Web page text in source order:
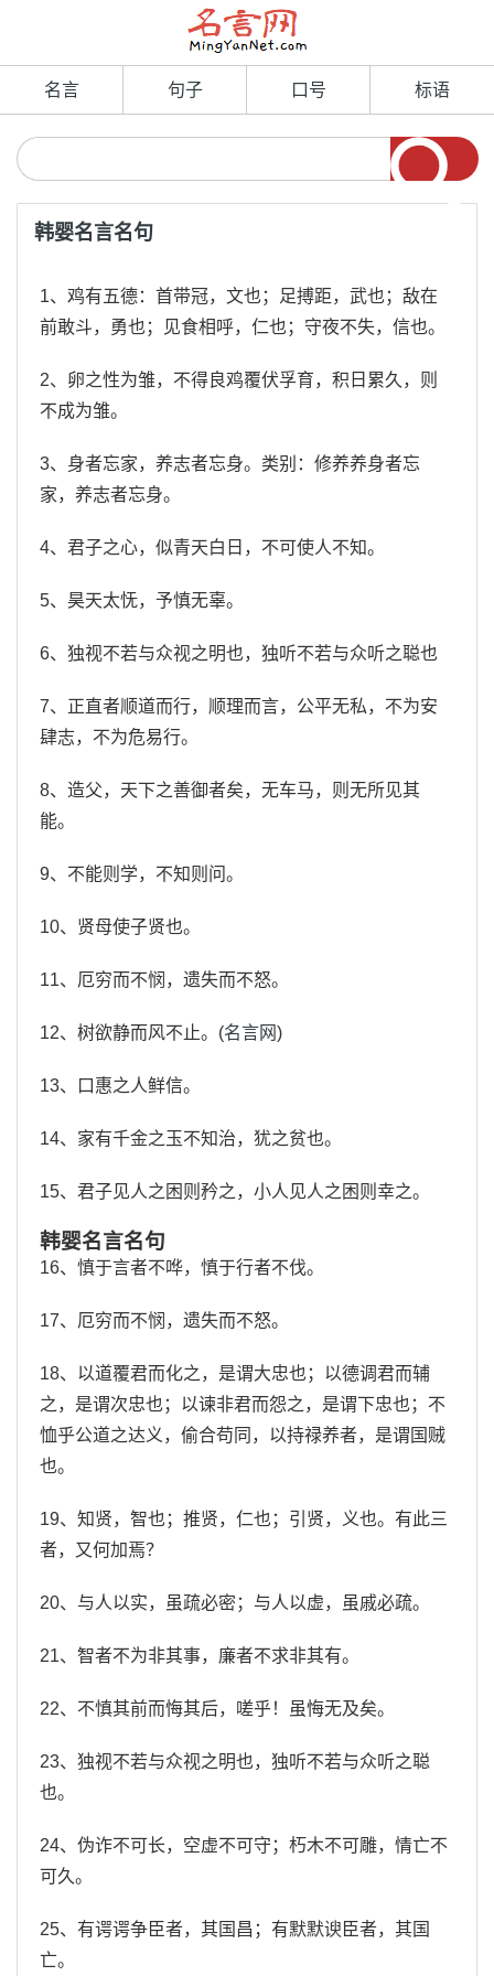
名言 句子 口号 标语
韩婴名言名句
1、鸡有五德：首带冠，文也；足搏距，武也；敌在
前敢斗，勇也；见食相呼，仁也；守夜不失，信也。
2、卵之性为雏，不得良鸡覆伏孚育，积日累久，则
不成为雏。
3、身者忘家，养志者忘身。类别：修养养身者忘
家，养志者忘身。
4、君子之心，似青天白日，不可使人不知。
5、昊天太怃，予慎无辜。
6、独视不若与众视之明也，独听不若与众听之聪也
7、正直者顺道而行，顺理而言，公平无私，不为安
肆志，不为危易行。
8、造父，天下之善御者矣，无车马，则无所见其
能。
9、不能则学，不知则问。
10、贤母使子贤也。
11、厄穷而不悯，遗失而不怒。
12、树欲静而风不止。(名言网)
13、口惠之人鲜信。
14、家有千金之玉不知治，犹之贫也。
15、君子见人之困则矜之，小人见人之困则幸之。
韩婴名言名句
16、慎于言者不哗，慎于行者不伐。
17、厄穷而不悯，遗失而不怒。
18、以道覆君而化之，是谓大忠也；以德调君而辅
之，是谓次忠也；以谏非君而怨之，是谓下忠也；不
恤乎公道之达义，偷合苟同，以持禄养者，是谓国贼
也。
19、知贤，智也；推贤，仁也；引贤，义也。有此三
者，又何加焉？
20、与人以实，虽疏必密；与人以虚，虽戚必疏。
21、智者不为非其事，廉者不求非其有。
22、不慎其前而悔其后，嗟乎！虽悔无及矣。
23、独视不若与众视之明也，独听不若与众听之聪
也。
24、伪诈不可长，空虚不可守；朽木不可雕，情亡不
可久。
25、有谔谔争臣者，其国昌；有默默谀臣者，其国
亡。